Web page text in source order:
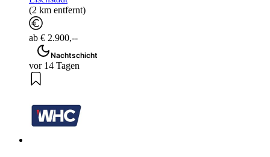
(2 km entfernt)
ab € 2.900,--
Nachtschicht
vor 14 Tagen